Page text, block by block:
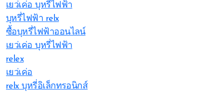
เยว่เค่อ บุหรี่ไฟฟ้า
บุหรี่ไฟฟ้า relx
ซื้อบุหรี่ไฟฟ้าออนไลน์
เยว่เค่อ บุหรี่ไฟฟ้า
relex
เยว่เค่อ
relx บุหรี่อิเล็กทรอนิกส์